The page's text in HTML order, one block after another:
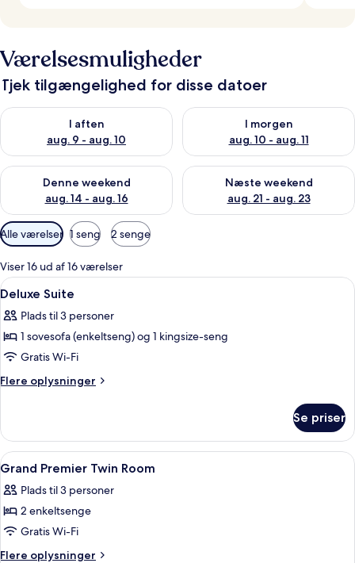
Værelsesmuligheder
Tjek tilgængelighed for disse datoer
I aften
aug. 9 - aug. 10
Tjek tilgængelighed for i aften aug. 9 - aug. 10
I morgen
aug. 10 - aug. 11
Tjek tilgængelighed for i
Denne weekend
aug. 14 - aug. 16
Tjek tilgængelighed for denne weekend aug. 14 - aug. 16
Næste weekend
aug. 21 - aug. 23
Tjek tilgængelighed for næste
Tilgængelige
filtre
for
værelser
Alle værelser 1 seng 2 senge
Viser 16 ud af 16 værelser
Indlæs
alle
billeder
af
Deluxe
Suite
Egyptiske bomuldslagner, premium-
5
Deluxe Suite
Plads til 3 personer
1 sovesofa (enkeltseng) og 1 kingsize-seng
Gratis Wi-Fi
Flere oplysninger
Flere
Suite
Se priser
Indlæs
alle
billeder
af
Grand
Premier
Et hotelværelse med en stor seng,
4
Grand Premier Twin Room
Plads til 3 personer
2 enkeltsenge
Gratis Wi-Fi
Flere oplysninger
Flere